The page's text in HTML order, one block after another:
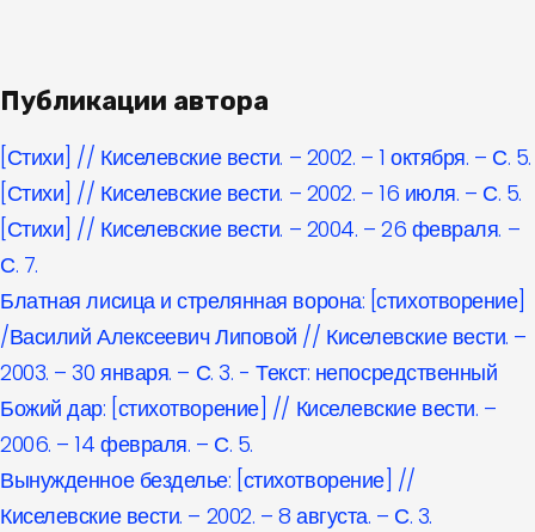
Публикации автора
[Стихи] // Киселевские вести. – 2002. – 1 октября. – С. 5.
[Стихи] // Киселевские вести. – 2002. – 16 июля. – С. 5.
[Стихи] // Киселевские вести. – 2004. – 26 февраля. –
С. 7.
Блатная лисица и стрелянная ворона: [стихотворение]
/Василий Алексеевич Липовой // Киселевские вести. –
2003. – 30 января. – С. 3. - Текст: непосредственный
Божий дар: [стихотворение] // Киселевские вести. –
2006. – 14 февраля. – С. 5.
Вынужденное безделье: [стихотворение] //
Киселевские вести. – 2002. – 8 августа. – С. 3.